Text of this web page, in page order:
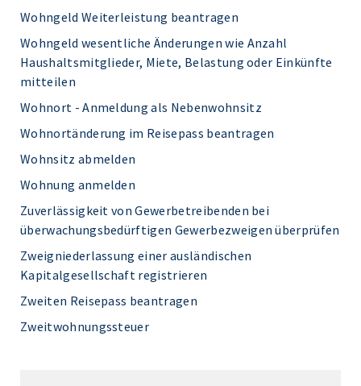
Wohngeld Weiterleistung beantragen
Wohngeld wesentliche Änderungen wie Anzahl
Haushaltsmitglieder, Miete, Belastung oder Einkünfte
mitteilen
Wohnort - Anmeldung als Nebenwohnsitz
Wohnortänderung im Reisepass beantragen
Wohnsitz abmelden
Wohnung anmelden
Zuverlässigkeit von Gewerbetreibenden bei
überwachungsbedürftigen Gewerbezweigen überprüfen
Zweigniederlassung einer ausländischen
Kapitalgesellschaft registrieren
Zweiten Reisepass beantragen
Zweitwohnungssteuer